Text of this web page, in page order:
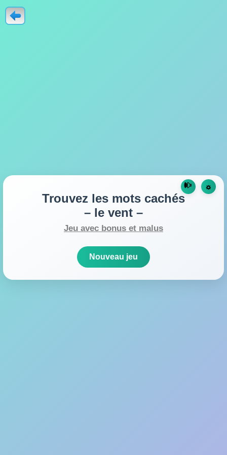
🕪 ☼
Trouvez les mots cachés
– le vent –
Jeu avec bonus et malus
Nouveau jeu